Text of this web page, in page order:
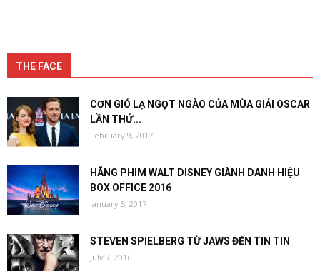
THE FACE
CƠN GIÓ LẠ NGỌT NGÀO CỦA MÙA GIẢI OSCAR
LẦN THỨ...
February 9, 2017
HÃNG PHIM WALT DISNEY GIÀNH DANH HIỆU
BOX OFFICE 2016
January 5, 2017
STEVEN SPIELBERG TỪ JAWS ĐẾN TIN TIN
July 7, 2016